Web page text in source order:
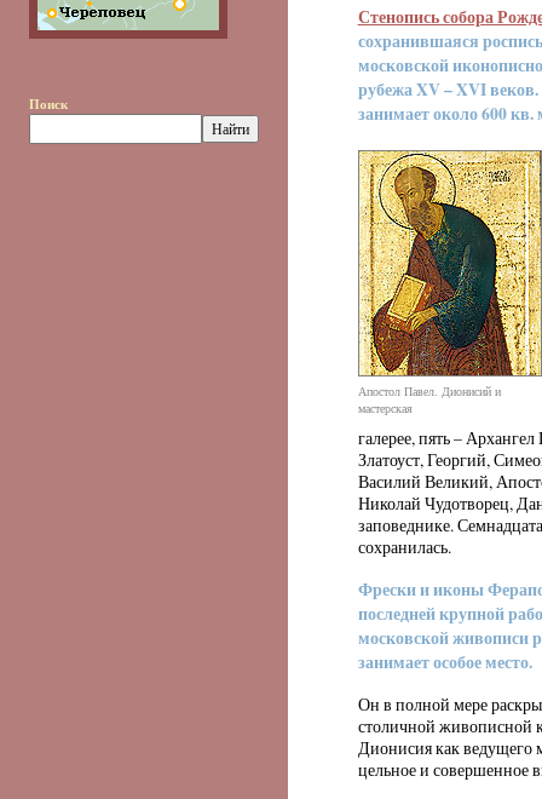
Поиск
Стенопись собора
сохранившаяся
московской
рубежа XV – XVI веков.
занимает около 600 кв.
Апостол Павел. Дионисий и
мастерская
галерее, пять –
Златоуст, Георгий,
Василий Великий,
Николай Чудотворец,
заповеднике.
сохранилась.
Фрески и иконы
последней крупной
московской живописи
занимает особое место.
Он в полной мере
столичной живописной
Дионисия как ведущего
цельное и совершенное